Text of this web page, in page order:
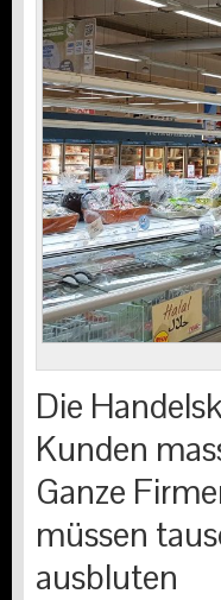
Die
Kunden
Ganze
müssen
ausbluten